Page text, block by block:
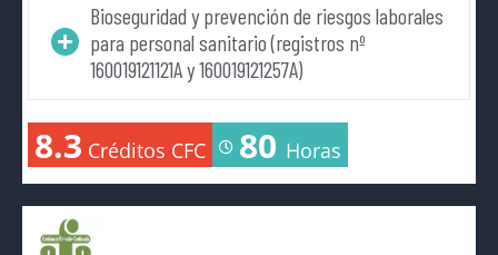
Bioseguridad y prevención de riesgos laborales
para personal sanitario (registros nº
160019121121A y 160019121257A)
8.3 Créditos CFC 80 Horas